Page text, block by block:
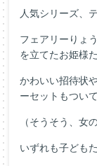
人気シリーズ、
フェアリーりょ
を立てたお姫様た
かわいい招待状
ーセットもつい
（そうそう、女
いずれも子ども